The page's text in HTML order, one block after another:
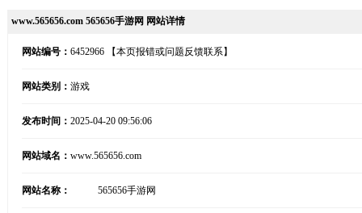
www.565656.com 565656手游网 网站详情
网站编号： 6452966 【本页报错或问题反馈联系】
网站类别： 游戏
发布时间： 2025-04-20 09:56:06
网站域名： www.565656.com
网站名称： 565656手游网